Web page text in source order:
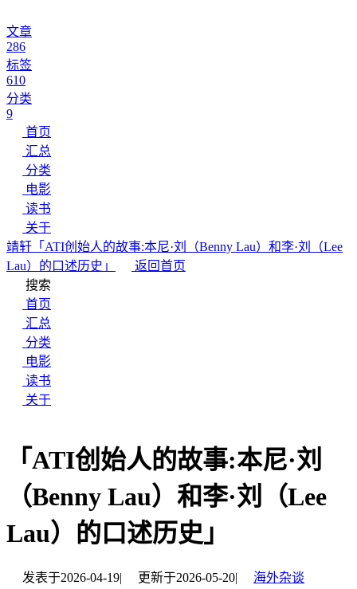
文章
286
标签
610
分类
9
首页
汇总
分类
电影
读书
关于
靖轩 「ATI创始人的故事:本尼·刘（Benny Lau）和李·刘（Lee
Lau）的口述历史」
返回首页
搜索
首页
汇总
分类
电影
读书
关于
「ATI创始人的故事:本尼·刘
（Benny Lau）和李·刘（Lee
Lau）的口述历史」
发表于2026-04-19| 更新于2026-05-20|
海外杂谈